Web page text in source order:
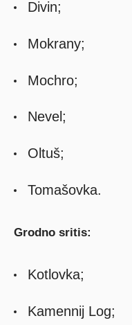
Divin;
Mokrany;
Mochro;
Nevel;
Oltuš;
Tomašovka.
Grodno sritis:
Kotlovka;
Kamennij Log;